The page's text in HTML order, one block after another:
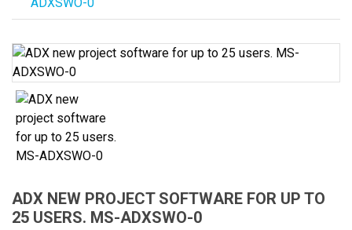
ADX NEW PROJECT SOFTWARE FOR UP TO
25 USERS. MS-ADXSWO-0